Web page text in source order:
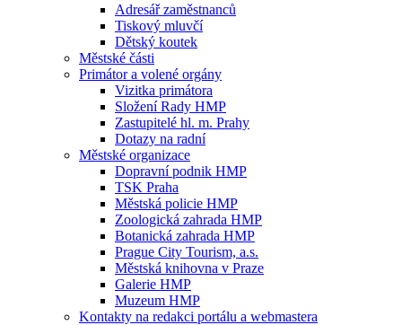
Adresář zaměstnanců
Tiskový mluvčí
Dětský koutek
Městské části
Primátor a volené orgány
Vizitka primátora
Složení Rady HMP
Zastupitelé hl. m. Prahy
Dotazy na radní
Městské organizace
Dopravní podnik HMP
TSK Praha
Městská policie HMP
Zoologická zahrada HMP
Botanická zahrada HMP
Prague City Tourism, a.s.
Městská knihovna v Praze
Galerie HMP
Muzeum HMP
Kontakty na redakci portálu a webmastera